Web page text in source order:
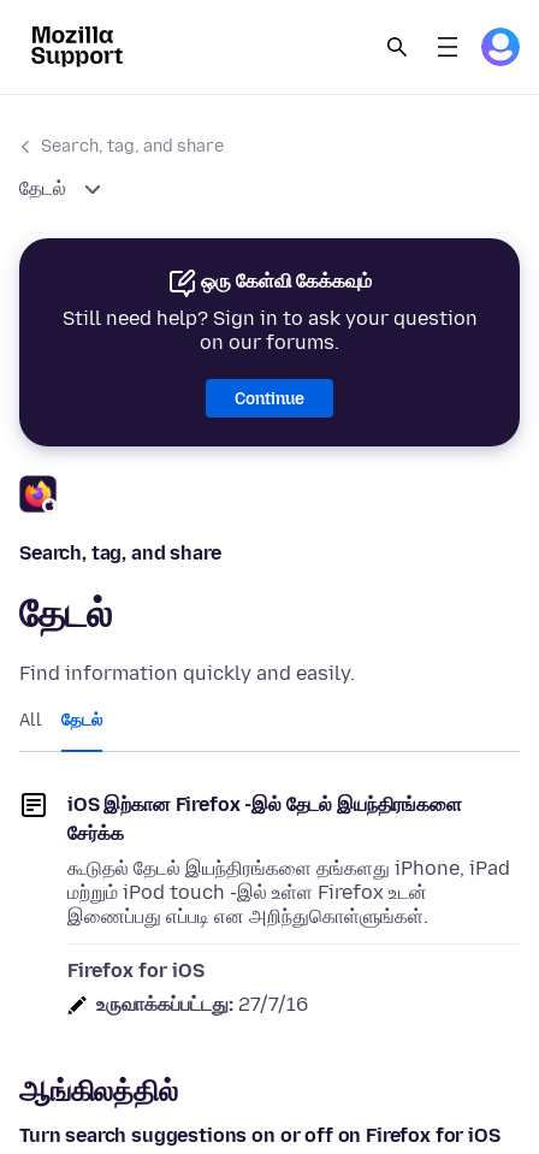
Search, tag, and share
தேடல்
ஒரு கேள்வி கேக்கவும்
Still need help? Sign in to ask your question
on our forums.
Continue
Search, tag, and share
தேடல்
Find information quickly and easily.
All தேடல்
iOS இற்கான Firefox -இல் தேடல் இயந்திரங்களை
சேர்க்க
கூடுதல் தேடல் இயந்திரங்களை தங்களது iPhone, iPad
மற்றும் iPod touch -இல் உள்ள Firefox உடன்
இணைப்பது எப்படி என அறிந்துகொள்ளுங்கள்.
Firefox for iOS
உருவாக்கப்பட்டது: 27/7/16
ஆங்கிலத்தில்
Turn search suggestions on or off on Firefox for iOS